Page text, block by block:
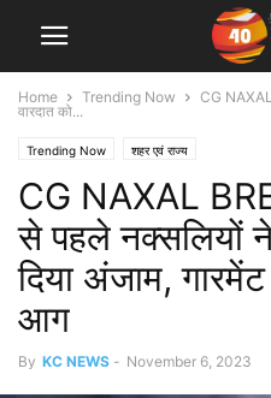
Home Trending Now
CG
वारदात को...
Trending Now शहर एवं राज्य
CG NAXAL
से पहले नक्सलियों ने
दिया अंजाम,
आग
By KC NEWS - November 6, 2023